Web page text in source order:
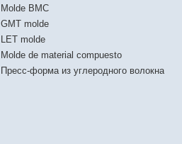
Molde BMC
GMT molde
LET molde
Molde de material compuesto
Пресс-форма из углеродного волокна